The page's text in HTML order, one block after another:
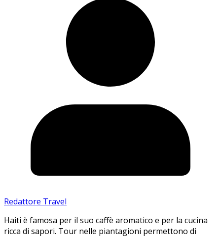
Redattore Travel
Haiti è famosa per il suo caffè aromatico e per la cucina
ricca di sapori. Tour nelle piantagioni permettono di